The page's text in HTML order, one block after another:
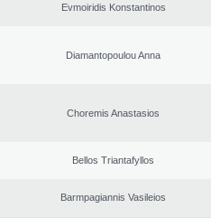
Evmoiridis Konstantinos
Diamantopoulou Anna
Choremis Anastasios
Bellos Triantafyllos
Barmpagiannis Vasileios